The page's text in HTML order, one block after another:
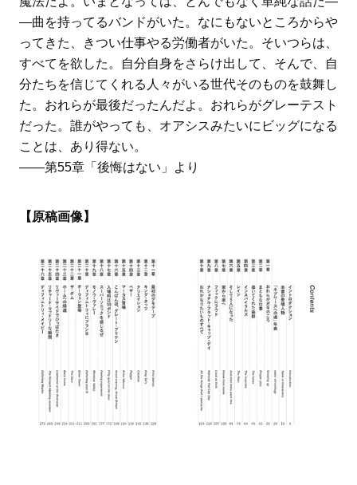
―曲を持ってるバンドがいた。なにもないところからや
ってきた、きつい仕事やる労働者がいた。そいつらは、
すべてを欲した。自分自身をさらけ出して、そんで、自
分たちを信じてくれる人々がいる世代そのものを鼓舞し
た。おれらが最後だったんだよ。おれらがグレーテスト
だった。誰がやっても、オアシスみたいにビッグになる
ことは、あり得ない。
――第55章「後悔はない」より
【原稿画像】